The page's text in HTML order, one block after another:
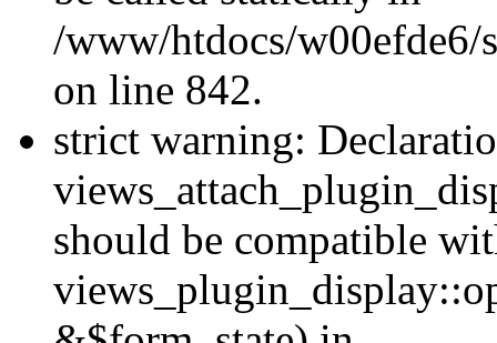
/www/htdocs/w00efde6/
on line 842.
strict warning:
should be compatible